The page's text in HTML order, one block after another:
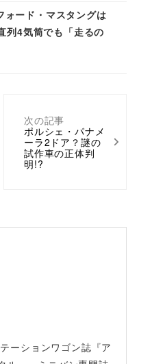
次の記事
ポルシェ・パナメ
ーラ2ドア？謎の
試作車の正体判
明!?
ォード・マスタングは
列4気筒でも「走るの
ーションワゴン誌『ア